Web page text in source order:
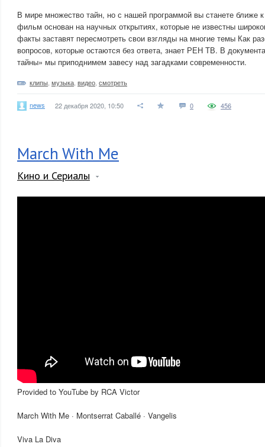
В мире множество тайн, но с нашей программой вы станете ближе
фильм основан на научных открытиях, которые не известны
факты заставят пересмотреть свои взгляды на многие темы Как
вопросов, которые остаются без ответа, знает РЕН ТВ. В
тайны» мы приподнимем завесу над загадками современности.
клипы музыка видео смотреть
news 22 декабря 2020, 10:50 0 456
March With Me
Кино и Сериалы
Provided to YouTube by RCA Victor
March With Me · Montserrat Caballé · Vangelis
Viva La Diva